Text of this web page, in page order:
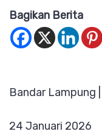
Bagikan Berita
Bandar Lampung
24 Januari 2026